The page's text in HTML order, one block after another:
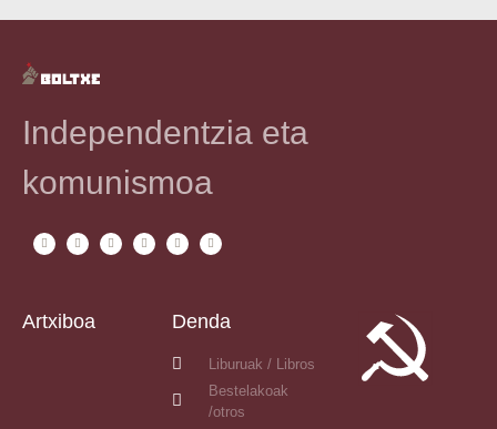
Independentzia eta
komunismoa
Artxiboa Denda
Liburuak / Libros
Bestelakoak
/otros